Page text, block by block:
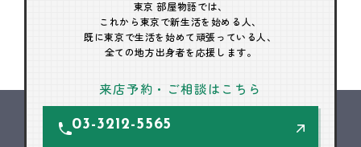
東京 部屋物語では、
これから東京で新生活を始める人、
既に東京で生活を始めて頑張っている人、
全ての地方出身者を応援します。
来店予約・ご相談はこちら
03-3212-5565